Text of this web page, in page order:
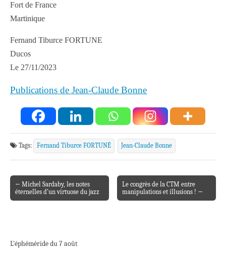
Fort de France
Martinique
Fernand Tiburce FORTUNE
Ducos
Le 27/11/2023
Publications de Jean-Claude Bonne
Tags: Fernand Tiburce FORTUNÉ Jean-Claude Bonne
Post navigation
← Michel Sardaby, les notes
éternelles d’un virtuose du jazz
Le congrès de la CTM entre
manipulations et illusions ! →
L’éphéméride du 7 août